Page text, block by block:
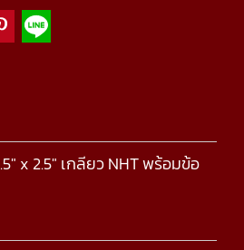
x 2.5" เกลียว NHT พร้อมข้อ